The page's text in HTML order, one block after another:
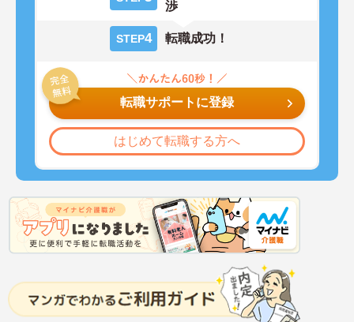
渉
STEP4 転職成功！
転職サポートに登録
はじめて転職する方へ